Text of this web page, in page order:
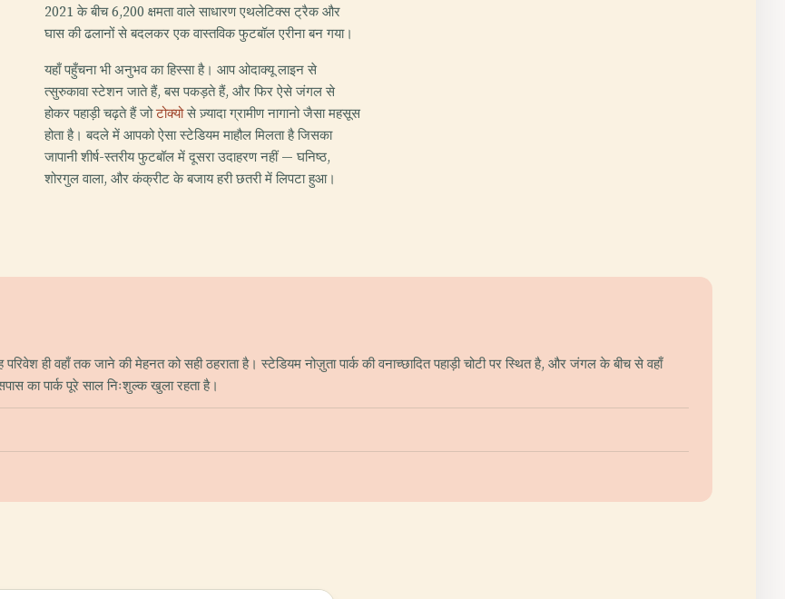
2021 के बीच 6,200 क्षमता वाले साधारण एथलेटिक्स ट्रैक और
घास की ढलानों से बदलकर एक वास्तविक फुटबॉल एरीना बन गया।
यहाँ पहुँचना भी अनुभव का हिस्सा है। आप ओदाक्यू लाइन से
त्सुरुकावा स्टेशन जाते हैं, बस पकड़ते हैं, और फिर ऐसे जंगल से
होकर पहाड़ी चढ़ते हैं जोटोक्योसे ज़्यादा ग्रामीण नागानो जैसा महसूस
होता है। बदले में आपको ऐसा स्टेडियम माहौल मिलता है जिसका
जापानी शीर्ष-स्तरीय फुटबॉल में दूसरा उदाहरण नहीं — घनिष्ठ,
शोरगुल वाला, और कंक्रीट के बजाय हरी छतरी में लिपटा हुआ।
ही वहाँ तक जाने की मेहनत को सही ठहराता है। स्टेडियम नोज़ुता पार्क की वनाच्छादित पहाड़ी चोटी पर स्थित है, और जंगल के बीच से वहाँ
का पार्क पूरे साल निःशुल्क खुला रहता है।